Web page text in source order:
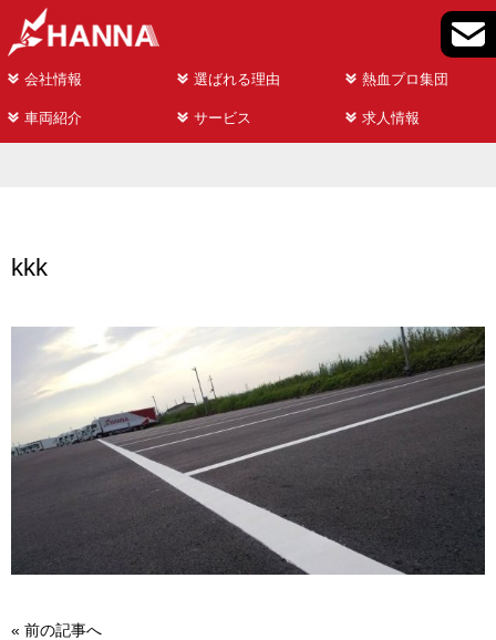
会社情報 選ばれる理由 熱血プロ集団
車両紹介 サービス 求人情報
kkk
« 前の記事へ